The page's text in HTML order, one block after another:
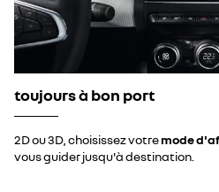
toujours à bon port
2D ou 3D, choisissez votremode
vous guider jusqu'à destination.